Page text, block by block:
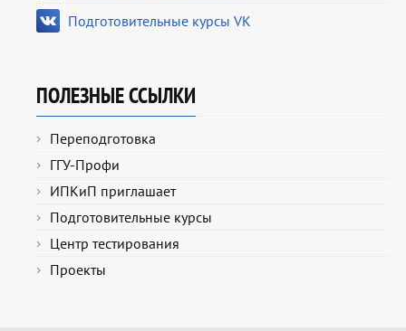
Подготовительные курсы VK
ПОЛЕЗНЫЕ ССЫЛКИ
Переподготовка
ГГУ-Профи
ИПКиП приглашает
Подготовительные курсы
Центр тестирования
Проекты